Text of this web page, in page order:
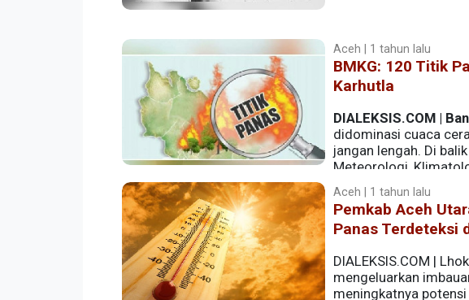
Aceh | 1 tahun lalu
BMKG: 120 Titik
Karhutla
DIALEKSIS.COM |
didominasi cuaca
jangan lengah. Di
Meteorologi,
mengingatkan adanya potensi hujan ringan di sejumlah
Aceh | 1 tahun lalu
Pemkab Aceh
Panas Terdeteksi
DIALEKSIS.COM |
mengeluarkan
meningkatnya